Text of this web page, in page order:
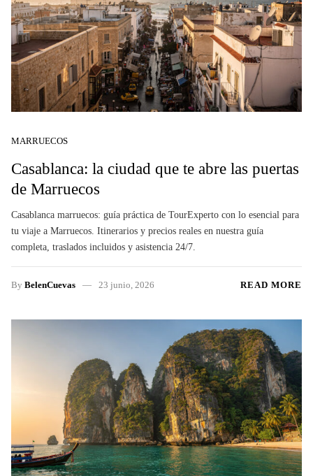
MARRUECOS
Casablanca: la ciudad que te abre las puertas
de Marruecos
Casablanca marruecos: guía práctica de TourExperto con lo esencial para
tu viaje a Marruecos. Itinerarios y precios reales en nuestra guía
completa, traslados incluidos y asistencia 24/7.
By BelenCuevas 23 junio, 2026 READ MORE